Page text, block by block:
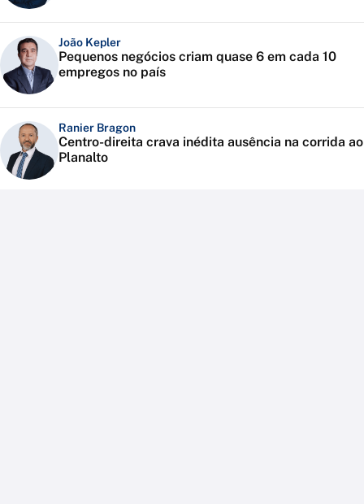
João Kepler
Pequenos negócios criam quase 6 em cada 10
empregos no país
Ranier Bragon
Centro-direita crava inédita ausência na corrida ao
Planalto